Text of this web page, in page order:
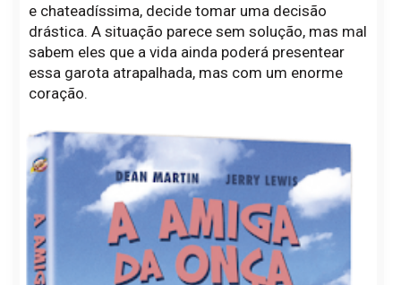
e chateadíssima, decide tomar uma decisão
drástica. A situação parece sem solução, mas mal
sabem eles que a vida ainda poderá presentear
essa garota atrapalhada, mas com um enorme
coração.